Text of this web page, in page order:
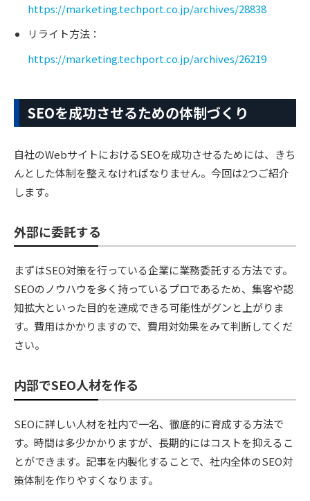
https://marketing.techport.co.jp/archives/28838
リライト方法：
https://marketing.techport.co.jp/archives/26219
SEOを成功させるための体制づくり
自社のWebサイトにおけるSEOを成功させるためには、きち
んとした体制を整えなければなりません。今回は2つご紹介
します。
外部に委託する
まずはSEO対策を行っている企業に業務委託する方法です。
SEOのノウハウを多く持っているプロであるため、集客や認
知拡大といった目的を達成できる可能性がグンと上がりま
す。費用はかかりますので、費用対効果をみて判断してくだ
さい。
内部でSEO人材を作る
SEOに詳しい人材を社内で一名、徹底的に育成する方法で
す。時間は多少かかりますが、長期的にはコストを抑えるこ
とができます。記事を内製化することで、社内全体のSEO対
策体制を作りやすくなります。